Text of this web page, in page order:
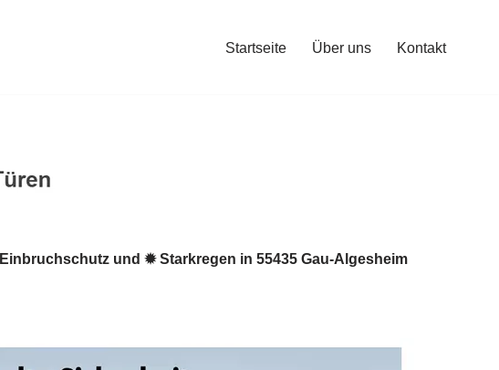
Startseite Über uns Kontakt
Einbruchschutz und ✹ Starkregen in 55435 Gau-Algesheim